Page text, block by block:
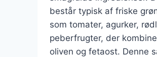
består typisk af friske
som tomater, agurker,
peberfrugter, der
oliven og fetaost. Denne